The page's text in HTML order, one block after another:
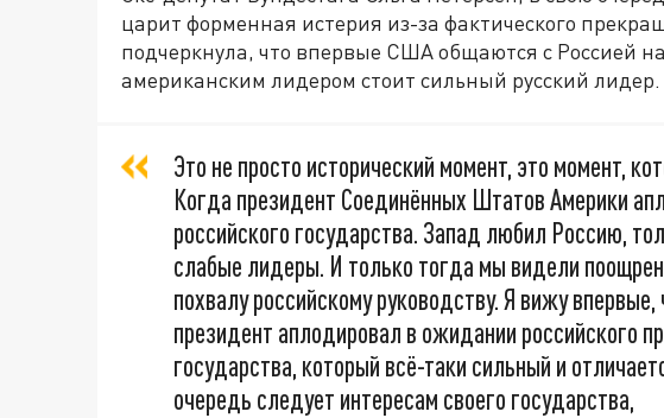
царит форменная истерия из-за фактического
подчеркнула, что впервые США общаются с Россией
американским лидером стоит сильный русский лидер.
Это не просто исторический момент, это момент,
Когда президент Соединённых Штатов Америки
российского государства. Запад любил Россию,
слабые лидеры. И только тогда мы видели
похвалу российскому руководству. Я вижу
президент аплодировал в ожидании российского
государства, который всё-таки сильный и
очередь следует интересам своего государства,